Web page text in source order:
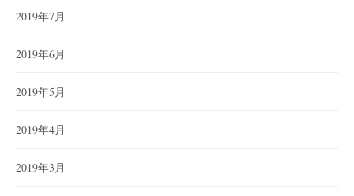
2019年7月
2019年6月
2019年5月
2019年4月
2019年3月